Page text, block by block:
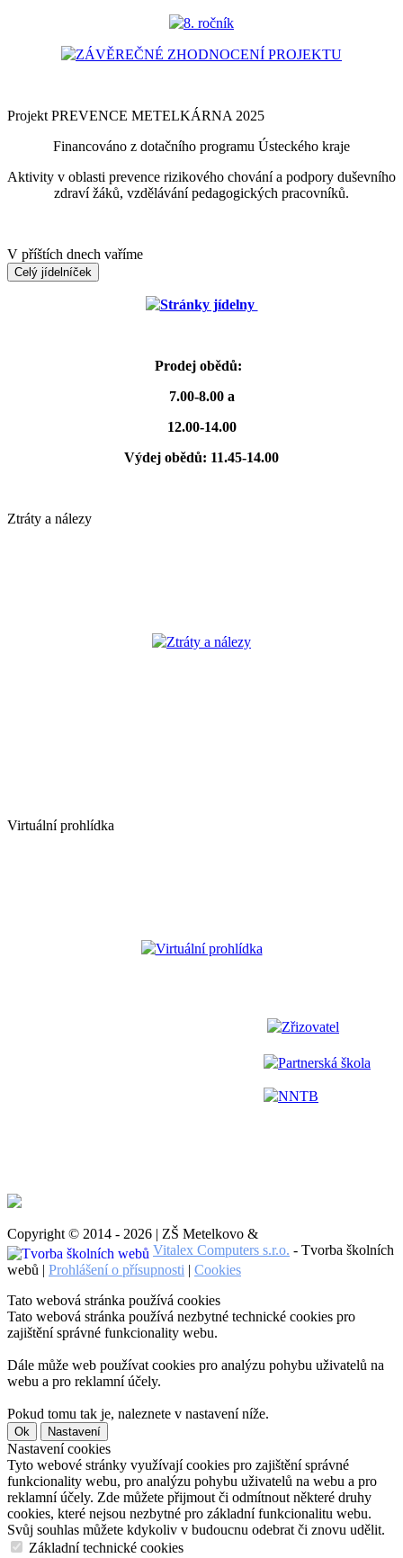
8. ročník
ZÁVĚREČNÉ ZHODNOCENÍ PROJEKTU
Projekt PREVENCE METELKÁRNA 2025
Financováno z dotačního programu Ústeckého kraje
Aktivity v oblasti prevence rizikového chování a podpory duševního
zdraví žáků, vzdělávání pedagogických pracovníků.
V příštích dnech vaříme
Celý jídelníček
Stránky jídelny
Prodej obědů:
7.00-8.00 a
12.00-14.00
Výdej obědů: 11.45-14.00
Ztráty a nálezy
Ztráty a nálezy
Virtuální prohlídka
Virtuální prohlídka
Zřizovatel
Partnerská škola
NNTB
Copyright © 2014 - 2026 | ZŠ Metelkovo &
Vitalex Computers s.r.o. - Tvorba školních
webů | Prohlášení o přísupnosti | Cookies
Tato webová stránka používá cookies
Tato webová stránka používá nezbytné technické cookies pro
zajištění správné funkcionality webu.
Dále může web používat cookies pro analýzu pohybu uživatelů na
webu a pro reklamní účely.
Pokud tomu tak je, naleznete v nastavení níže.
Ok Nastavení
Nastavení cookies
Tyto webové stránky využívají cookies pro zajištění správné
funkcionality webu, pro analýzu pohybu uživatelů na webu a pro
reklamní účely. Zde můžete přijmout či odmítnout některé druhy
cookies, které nejsou nezbytné pro základní funkcionalitu webu.
Svůj souhlas můžete kdykoliv v budoucnu odebrat či znovu udělit.
Základní technické cookies